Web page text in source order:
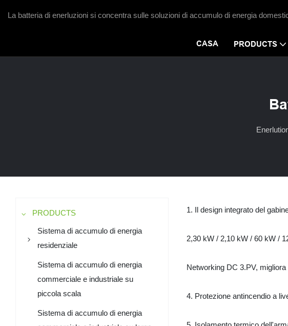
La batteria di enerluzioni si concentra sulle soluzioni di accumulo di energia
CASA PRODUCTS
PRODUCTS
Sistema di accumulo di energia
residenziale
Sistema di accumulo di energia
a bassa tensione
LFPWall-10K-V2
Lfpwall-5000
Sistema ad alta tensione
GroundHv-2500
Sistema di accumulo di energia
Sistema di accumulo di energia
commerciale e industriale su
piccola scala
Sistema di accumulo di energia
1. Il design integrato del
2,30 kW / 2,10 kW / 60 kW /
Networking DC 3.PV,
4. Protezione antincendio a